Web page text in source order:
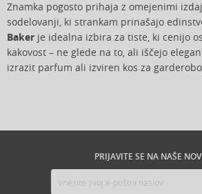
Znamka pogosto prihaja z omejenimi
sodelovanji, ki strankam prinašajo
Baker je idealna izbira za tiste, ki cenijo
kakovost – ne glede na to, ali iščejo
izrazit parfum ali izviren kos za
PRIJAVITE SE NA NAŠE